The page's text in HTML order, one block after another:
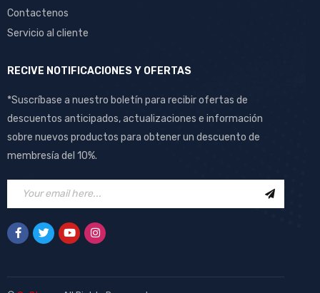
Contactenos
Servicio al cliente
RECIVE NOTIFICACIONES Y OFERTAS
*Suscríbase a nuestro boletín para recibir ofertas de
descuentos anticipados, actualizaciones e información
sobre nuevos productos para obtener un descuento de
membresía del 10%.